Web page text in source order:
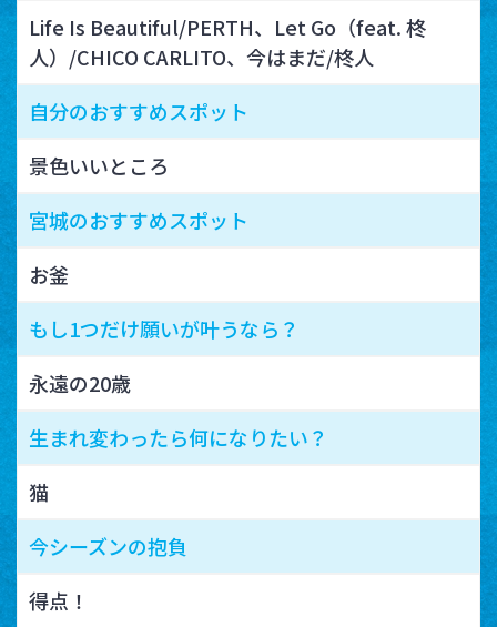
Life Is Beautiful/PERTH、Let Go（feat. 柊
人）/CHICO CARLITO、今はまだ/柊人
自分のおすすめスポット
景色いいところ
宮城のおすすめスポット
お釜
もし1つだけ願いが叶うなら？
永遠の20歳
生まれ変わったら何になりたい？
猫
今シーズンの抱負
得点！